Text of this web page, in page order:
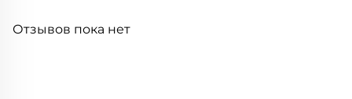
Отзывов пока нет